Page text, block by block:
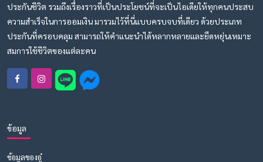
ประกันชีวิต รวมถึงเรื่องราวที่เป็นประโยชน์ที่จะเป็นไอเดียให้ทุกคนประสบ
ความสำเร็จในการออมเงิน มารวมไว้ที่นี่แบบครบจบที่เดียว ด้วยประเภท
ประกันที่ครอบคลุม สามารถให้คำแนะนำได้หลากหลายและยืดหยุ่นเหมาะ
สมการใช้ชีวิตของแต่ละคน
ข้อมูล
ข้อมูลของอู๋